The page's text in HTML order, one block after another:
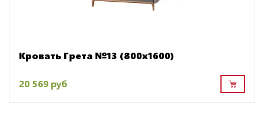
Кровать Грета №13 (800х1600)
20 569 руб